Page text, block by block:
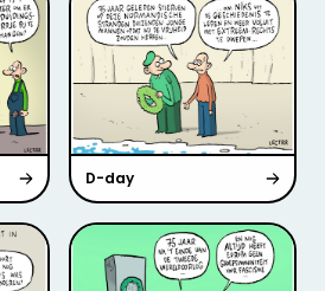
D-day